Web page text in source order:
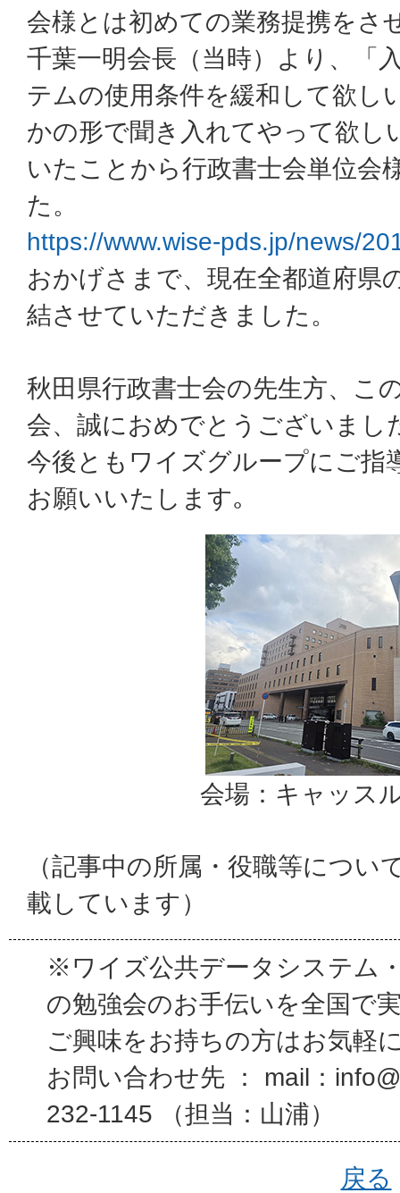
会様とは初めての業務提携をさ
千葉一明会長（当時）より、「
テムの使用条件を緩和して欲し
かの形で聞き入れてやって欲し
いたことから行政書士会単位会
た。
https://www.wise-pds.jp/news/
おかげさまで、現在全都道府県
結させていただきました。
秋田県行政書士会の先生方、こ
会、誠におめでとうございまし
今後ともワイズグループにご指
お願いいたします｡
会場：キャッス
（記事中の所属・役職等につい
載しています）
※ワイズ公共データシステム
の勉強会のお手伝いを全国で
ご興味をお持ちの方はお気軽
お問い合わせ先 ： mail：
232-1145 （担当：山浦）
戻る